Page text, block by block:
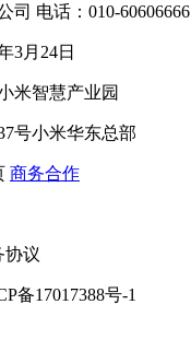
司 电话：010-60606666
3月24日
米智慧产业园
号小米华东总部
商务合作
协议
备17017388号-1